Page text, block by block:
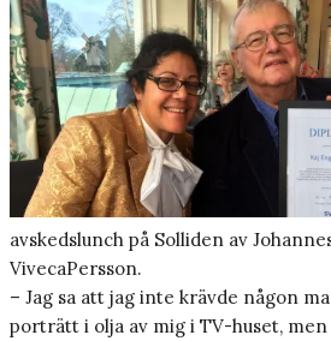
avskedslunch på Solliden av
VivecaPersson.
– Jag sa att jag inte krävde någon
porträtt i olja av mig i TV-huset,